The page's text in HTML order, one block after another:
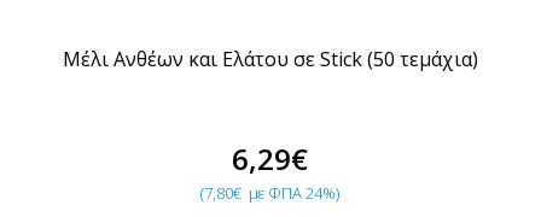
Μέλι Ανθέων και Ελάτου σε Stick (50 τεμάχια)
6,29€
(7,80€ με ΦΠΑ 24%)